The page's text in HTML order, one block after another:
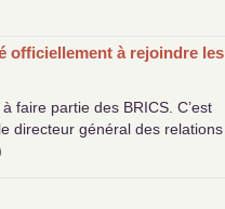
officiellement à rejoindre les
faire partie des BRICS . C’est
directeur général des relations